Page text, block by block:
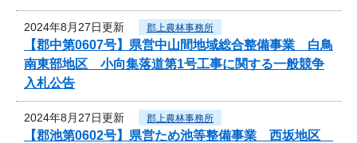
2024年8月27日更新 郡上農林事務所
【郡中第0607号】県営中山間地域総合整備事業 白鳥
南東部地区 小向集落道第1号工事に関する一般競争
入札公告
2024年8月27日更新 郡上農林事務所
【郡池第0602号】県営ため池等整備事業 西坂地区